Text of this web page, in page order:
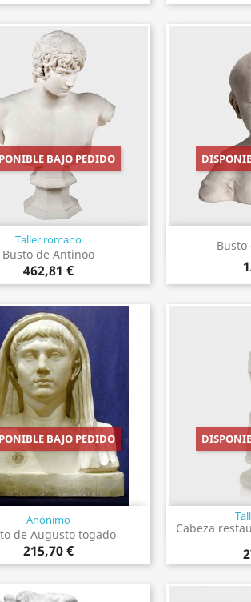
Taller romano
Busto de Antinoo
462,81 €
BAJO PEDIDO
Vista rápida 
Anónimo
de Augusto togado
215,70 €
BAJO PEDIDO
Vista rápida Cabeza